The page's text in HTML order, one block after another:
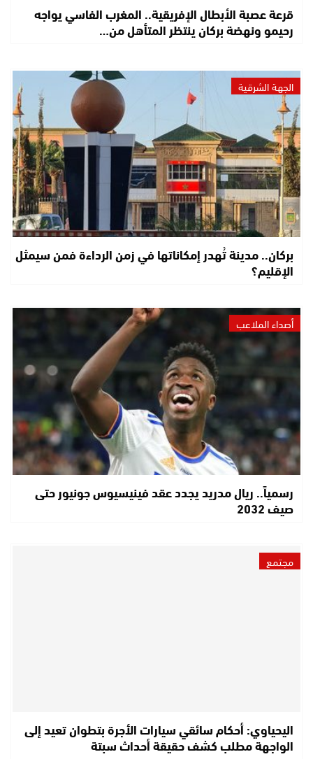
قرعة عصبة الأبطال الإفريقية.. المغرب الفاسي يواجه
رحيمو ونهضة بركان ينتظر المتأهل من…
الجهة الشرقية
بركان.. مدينة تُهدر إمكاناتها في زمن الرداءة فمن سيمثل
الإقليم؟
أصداء الملاعب
رسمياً.. ريال مدريد يجدد عقد فينيسيوس جونيور حتى
صيف 2032
مجتمع
اليحياوي: أحكام سائقي سيارات الأجرة بتطوان تعيد إلى
الواجهة مطلب كشف حقيقة أحداث سبتة